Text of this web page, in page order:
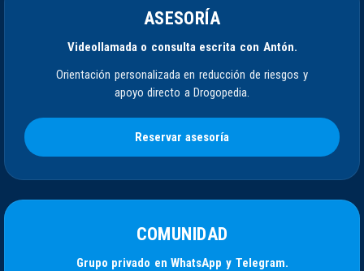
ASESORÍA
Videollamada o consulta escrita con Antón.
Orientación personalizada en reducción de riesgos y
apoyo directo a Drogopedia.
Reservar asesoría
COMUNIDAD
Grupo privado en WhatsApp y Telegram.